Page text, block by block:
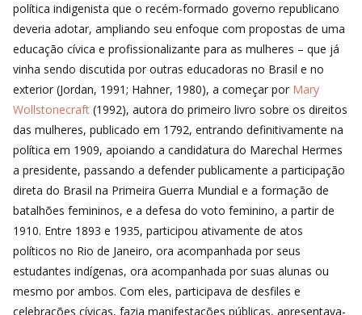
política indigenista que o recém-formado governo republicano
deveria adotar, ampliando seu enfoque com propostas de uma
educação cívica e profissionalizante para as mulheres – que já
vinha sendo discutida por outras educadoras no Brasil e no
exterior (Jordan, 1991; Hahner, 1980), a começar por Mary
Wollstonecraft (1992), autora do primeiro livro sobre os direitos
das mulheres, publicado em 1792, entrando definitivamente na
política em 1909, apoiando a candidatura do Marechal Hermes
a presidente, passando a defender publicamente a participação
direta do Brasil na Primeira Guerra Mundial e a formação de
batalhões femininos, e a defesa do voto feminino, a partir de
1910. Entre 1893 e 1935, participou ativamente de atos
políticos no Rio de Janeiro, ora acompanhada por seus
estudantes indígenas, ora acompanhada por suas alunas ou
mesmo por ambos. Com eles, participava de desfiles e
celebrações cívicas, fazia manifestações públicas, apresentava-